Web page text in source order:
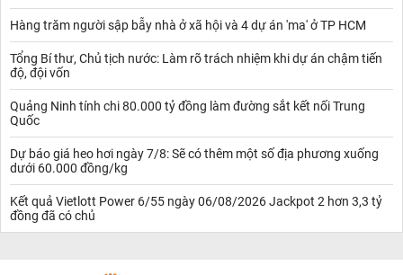
Hàng trăm người sập bẫy nhà ở xã hội và 4 dự án 'ma' ở TP HCM
Tổng Bí thư, Chủ tịch nước: Làm rõ trách nhiệm khi dự án chậm tiến
độ, đội vốn
Quảng Ninh tính chi 80.000 tỷ đồng làm đường sắt kết nối Trung
Quốc
Dự báo giá heo hơi ngày 7/8: Sẽ có thêm một số địa phương xuống
dưới 60.000 đồng/kg
Kết quả Vietlott Power 6/55 ngày 06/08/2026 Jackpot 2 hơn 3,3 tỷ
đồng đã có chủ